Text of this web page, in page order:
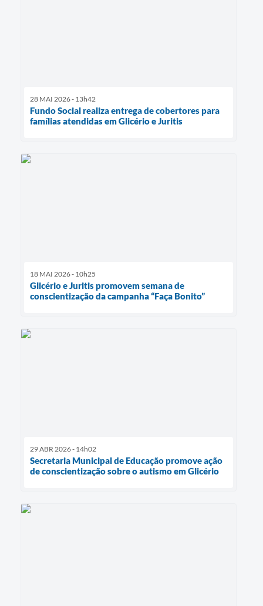
28 MAI 2026 - 13h42
Fundo Social realiza entrega de cobertores para
famílias atendidas em Glicério e Juritis
18 MAI 2026 - 10h25
Glicério e Juritis promovem semana de
conscientização da campanha “Faça Bonito”
29 ABR 2026 - 14h02
Secretaria Municipal de Educação promove ação
de conscientização sobre o autismo em Glicério